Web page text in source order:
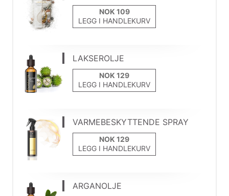
LEGG I HANDLEKURV
LAKSEROLJE
LEGG I HANDLEKURV
VARMEBESKYTTENDE SPRAY
LEGG I HANDLEKURV
ARGANOLJE